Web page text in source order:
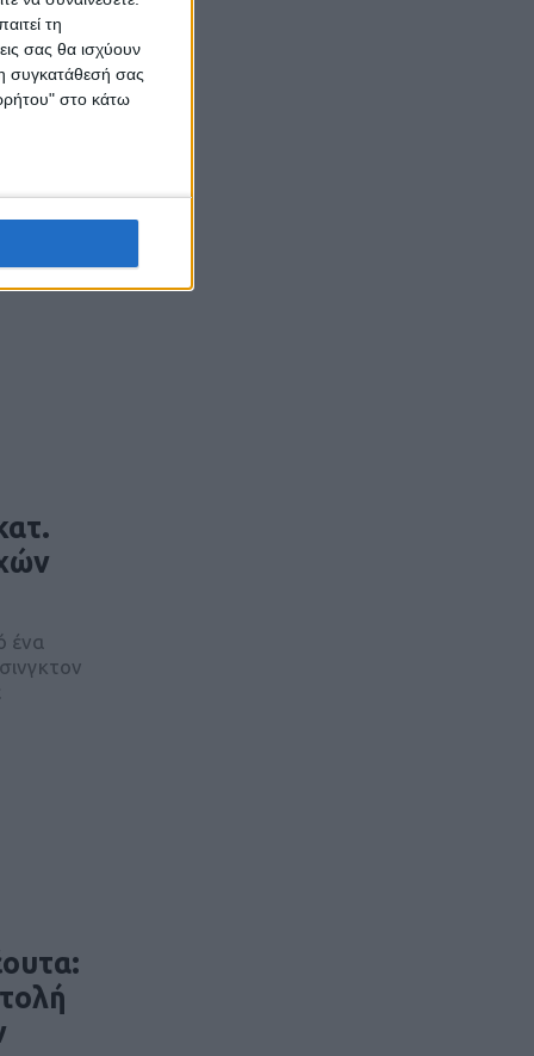
τη
σας θα ισχύουν
συγκατάθεσή σας
στο κάτω
την
και
ένα